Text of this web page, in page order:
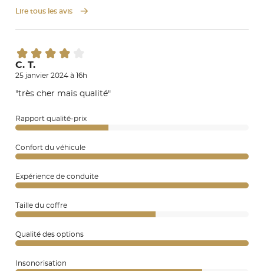
Lire tous les avis
C. T.
25 janvier 2024 à 16h
"très cher mais qualité"
Rapport qualité-prix
Confort du véhicule
Expérience de conduite
Taille du coffre
Qualité des options
Insonorisation